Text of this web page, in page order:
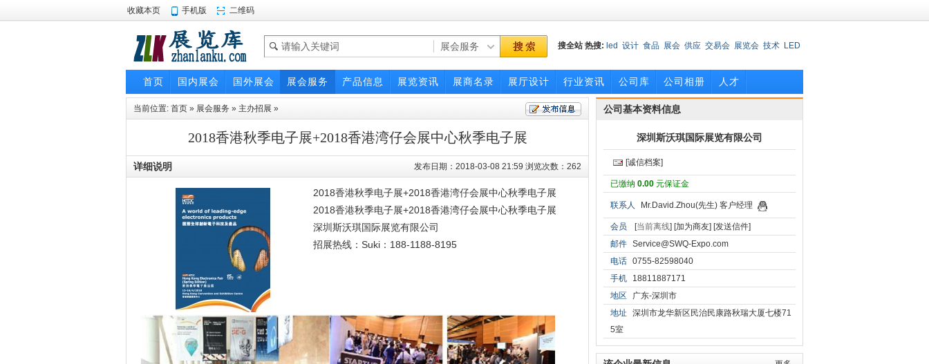
收藏本页 手机版 二维码
搜全站 热搜: led 设计 食品 展会 供应 交易会 展览会 技术 LED
首页 国内展会 国外展会 展会服务 产品信息 展览资讯 展商名录 展厅设计 行业资讯 公司库 公司相册 人才
当前位置: 首页 » 展会服务 » 主办招展 »
2018香港秋季电子展+2018香港湾仔会展中心秋季电子展
详细说明 发布日期：2018-03-08 21:59 浏览次数：262
2018香港秋季电子展+2018香港湾仔会展中心秋季电子展
2018香港秋季电子展+2018香港湾仔会展中心秋季电子展
深圳斯沃琪国际展览有限公司
招展热线：Suki：188-1188-8195
公司基本资料信息
深圳斯沃琪国际展览有限公司
[诚信档案]
已缴纳 0.00 元保证金
联系人 Mr.David.Zhou(先生) 客户经理
会员 [当前离线] [加为商友] [发送信件]
邮件 Service@SWQ-Expo.com
电话 0755-82598040
手机
18811887171
地区
广东-深圳市
地址
深圳市龙华新区民治民康路秋瑞大厦七楼71
5室